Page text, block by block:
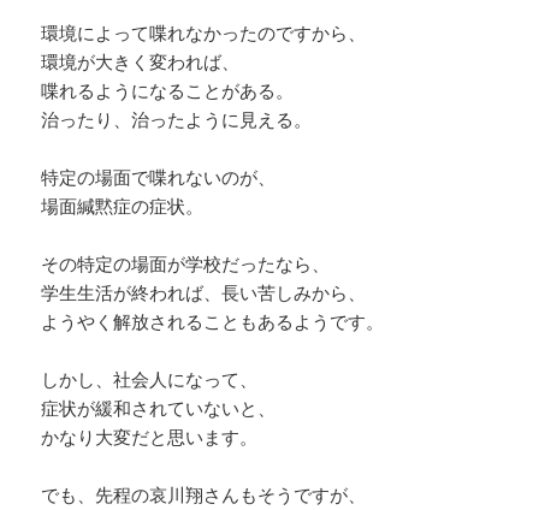
環境によって喋れなかったのですから、
環境が大きく変われば、
喋れるようになることがある。
治ったり、治ったように見える。
特定の場面で喋れないのが、
場面緘黙症の症状。
その特定の場面が学校だったなら、
学生生活が終われば、長い苦しみから、
ようやく解放されることもあるようです。
しかし、社会人になって、
症状が緩和されていないと、
かなり大変だと思います。
でも、先程の哀川翔さんもそうですが、